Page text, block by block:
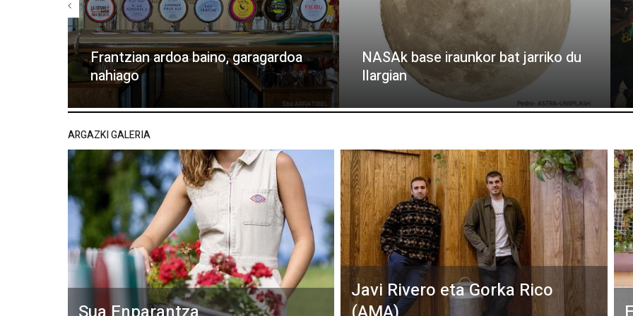
Frantzian ardoa baino, garagardoa
nahiago
NASAk base iraunkor bat jarriko du
Ilargian
ARGAZKI GALERIA
Javi Rivero eta Gorka Rico